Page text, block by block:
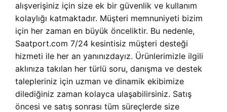
alışverişiniz için size ek bir güvenlik ve kullanım
kolaylığı katmaktadır. Müşteri memnuniyeti bizim
için her zaman en büyük önceliktir. Bu nedenle,
Saatport.com 7/24 kesintisiz müşteri desteği
hizmeti ile her an yanınızdayız. Ürünlerimizle ilgili
aklınıza takılan her türlü soru, danışma ve destek
talepleriniz için uzman ve dinamik ekibimize
dilediğiniz zaman kolayca ulaşabilirsiniz. Satış
öncesi ve satış sonrası tüm süreçlerde size